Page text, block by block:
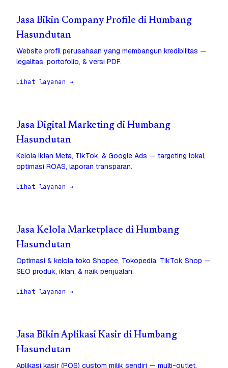
Jasa Bikin Company Profile di Humbang
Hasundutan
Website profil perusahaan yang membangun kredibilitas —
legalitas, portofolio, & versi PDF.
Lihat layanan →
Jasa Digital Marketing di Humbang
Hasundutan
Kelola iklan Meta, TikTok, & Google Ads — targeting lokal,
optimasi ROAS, laporan transparan.
Lihat layanan →
Jasa Kelola Marketplace di Humbang
Hasundutan
Optimasi & kelola toko Shopee, Tokopedia, TikTok Shop —
SEO produk, iklan, & naik penjualan.
Lihat layanan →
Jasa Bikin Aplikasi Kasir di Humbang
Hasundutan
Aplikasi kasir (POS) custom milik sendiri — multi-outlet,